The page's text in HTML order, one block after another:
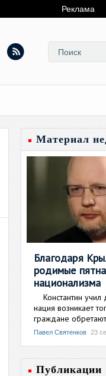
Реклама
Материал
Благодаря
родимые
национализма
Константин учил
нация возникает
граждане
Павел Святенков 23
Публикации